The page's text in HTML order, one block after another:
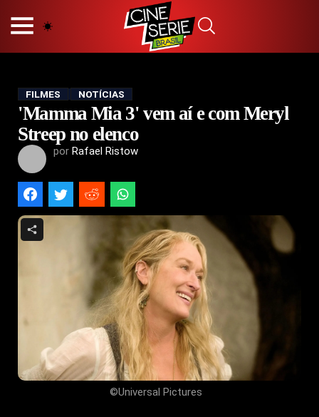
POLÍTICA DE PRIVACIDADE
TERMOS E CONDIÇÕES
CONTATO
Hot
Popular
Tendência
FILMES NOTÍCIAS
'Mamma Mia 3' vem aí e com Meryl
Streep no elenco
por Rafael Ristow
©Universal Pictures